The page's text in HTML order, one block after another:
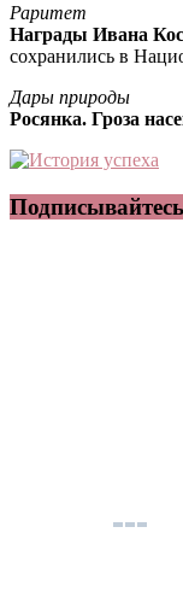
Раритет
Награды Ивана
сохранились в
Дары природы
Росянка. Гроза